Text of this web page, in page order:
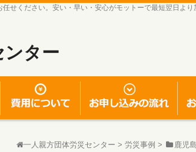
せください。安い・早い・安心がモットーで最短翌日より
ンター
一人親方労災保険とは 一人親方労災保険の費用につい
お
一人親方団体労災センター > 労災事例 > 鹿児